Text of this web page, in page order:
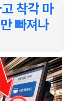
착각 마
빠져나